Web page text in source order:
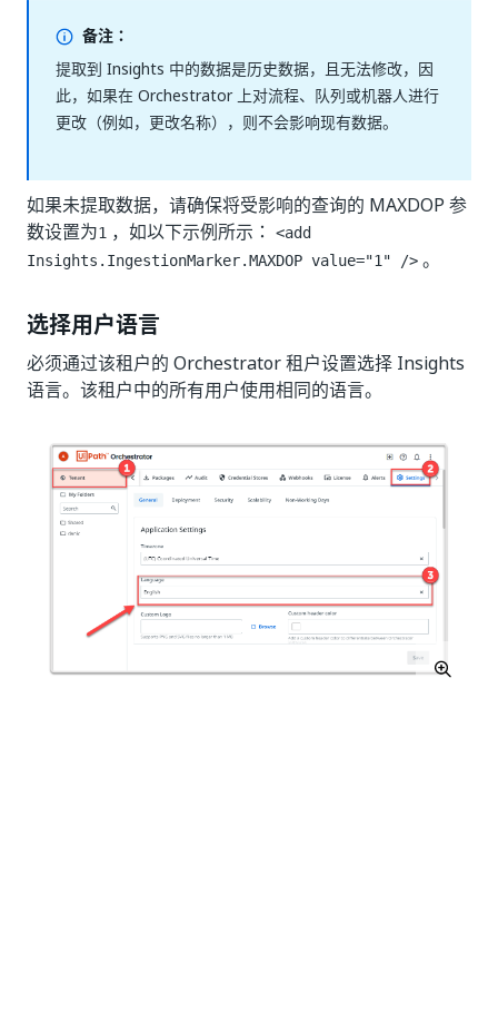
备注：
提取到 Insights 中的数据是历史数据，且无法修改，因
此，如果在 Orchestrator 上对流程、队列或机器人进行
更改（例如，更改名称），则不会影响现有数据。
如果未提取数据，请确保将受影响的查询的 MAXDOP 参
数设置为1 ，如以下示例所示：
<add
Insights.IngestionMarker.MAXDOP value="1" /> 。
选择用户语言
必须通过该租户的 Orchestrator 租户设置选择 Insights
语言。该租户中的所有用户使用相同的语言。